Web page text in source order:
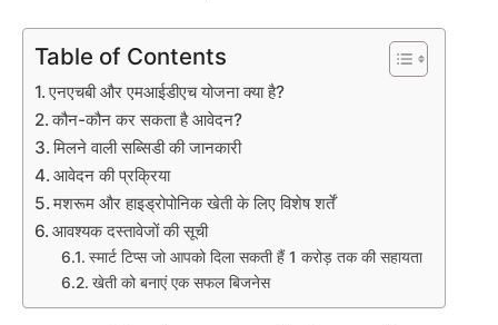
Table of Contents
एनएचबी और एमआईडीएच योजना क्या है?
कौन-कौन कर सकता है आवेदन?
मिलने वाली सब्सिडी की जानकारी
आवेदन की प्रक्रिया
मशरूम और हाइड्रोपोनिक खेती के लिए विशेष शर्तें
आवश्यक दस्तावेजों की सूची
स्मार्ट टिप्स जो आपको दिला सकती हैं 1 करोड़ तक की सहायता
खेती को बनाएं एक सफल बिजनेस